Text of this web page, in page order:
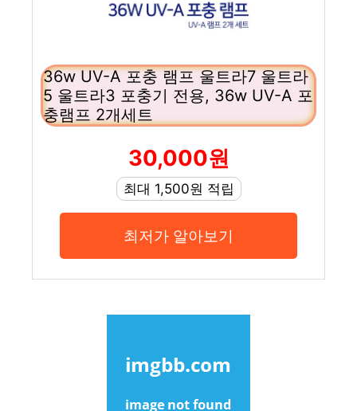
36w UV-A 포충 램프 울트라7 울트라
5 울트라3 포충기 전용, 36w UV-A 포
충램프 2개세트
30,000원
최대 1,500원 적립
최저가 알아보기